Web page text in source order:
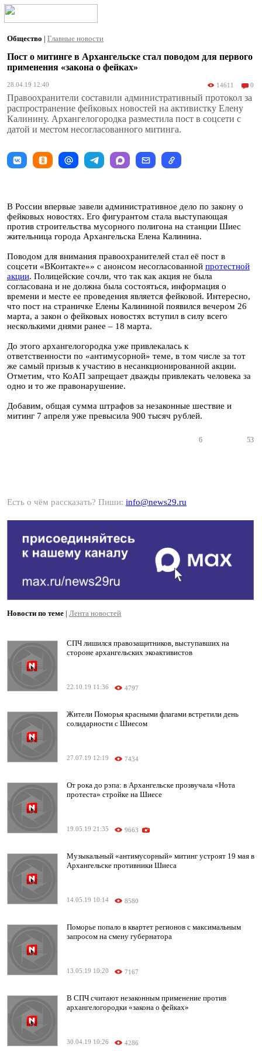
Общество | Главные новости
Пост о митинге в Архангельске стал поводом для первого
применения «закона о фейках»
28.04.19 12:40 14611 0
Правоохранители составили административный протокол за
распространение фейковых новостей на активистку Елену
Калинину. Архангелогородка разместила пост в соцсети с
датой и местом несогласованного митинга.
В России впервые завели административное дело по закону о
фейковых новостях. Его фигурантом стала выступающая
против строительства мусорного полигона на станции Шиес
жительница города Архангельска Елена Калинина.
Поводом для внимания правоохранителей стал её пост в
соцсети «ВКонтакте»» с анонсом несогласованной протестной
акции. Полицейские сочли, что так как акция не была
согласована и не должна была состояться, информация о
времени и месте ее проведения является фейковой. Интересно,
что пост на страничке Елены Калининой появился вечером 26
марта, а закон о фейковых новостях вступил в силу всего
несколькими днями ранее – 18 марта.
До этого архангелогородка уже привлекалась к
ответственности по «антимусорной» теме, в том числе за тот
же самый призыв к участию в несанкционированной акции.
Отметим, что КоАП запрещает дважды привлекать человека за
одно и то же правонарушение.
Добавим, общая сумма штрафов за незаконные шествие и
митинг 7 апреля уже превысила 900 тысяч рублей.
6 53
Есть о чём рассказать? Пиши: info@news29.ru
Новости по теме | Лента новостей
СПЧ лишился правозащитников, выступавших на
стороне архангельских экоактивистов
22.10.19 11:36 4797
Жители Поморья красными флагами встретили день
солидарности с Шиесом
27.07.19 12:19 7434
От рока до рэпа: в Архангельске прозвучала «Нота
протеста» стройке на Шиесе
19.05.19 21:35 9663
Музыкальный «антимусорный» митинг устроят 19 мая в
Архангельске противники Шиеса
14.05.19 10:14 8580
Поморье попало в квартет регионов с максимальным
запросом на смену губернатора
13.05.19 10:20 7167
В СПЧ считают незаконным применение против
архангелогородки «закона о фейках»
30.04.19 10:26 4286